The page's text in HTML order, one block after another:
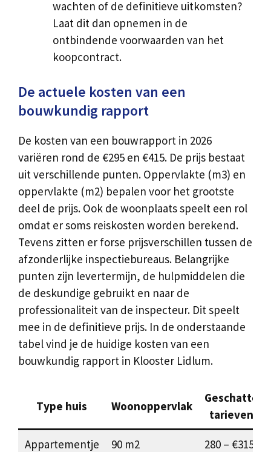
wachten of de definitieve uitkomsten?
Laat dit dan opnemen in de
ontbindende voorwaarden van het
koopcontract.
De actuele kosten van een
bouwkundig rapport
De kosten van een bouwrapport in 2026
variëren rond de €295 en €415. De prijs bestaat
uit verschillende punten. Oppervlakte (m3) en
oppervlakte (m2) bepalen voor het grootste
deel de prijs. Ook de woonplaats speelt een rol
omdat er soms reiskosten worden berekend.
Tevens zitten er forse prijsverschillen tussen de
afzonderlijke inspectiebureaus. Belangrijke
punten zijn levertermijn, de hulpmiddelen die
de deskundige gebruikt en naar de
professionaliteit van de inspecteur. Dit speelt
mee in de definitieve prijs. In de onderstaande
tabel vind je de huidige kosten van een
bouwkundig rapport in Klooster Lidlum.
Type huis Woonoppervlak
Geschatte
tarieven
Appartementje 90 m2 280 – €315